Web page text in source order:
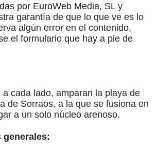
por EuroWeb Media, SL y
garantía de que lo que ve es lo
algún error en el contenido,
el formulario que hay a pie de
a cada lado, amparan la playa de
de Sorraos, a la que se fusiona en
a un solo núcleo arenoso.
generales: